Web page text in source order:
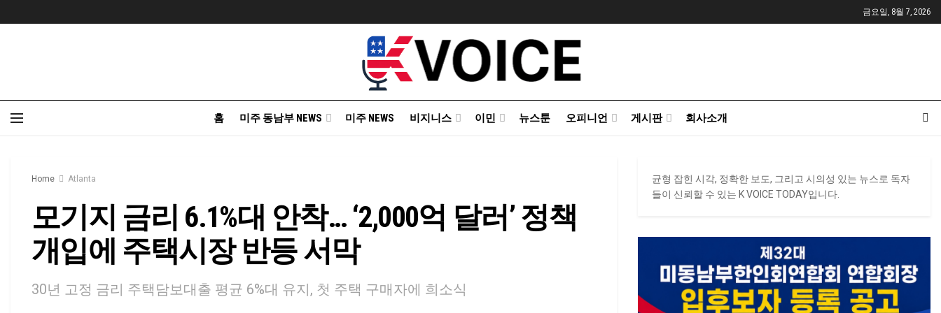
금요일, 8월 7, 2026
홈 미주 동남부 NEWS 미주 NEWS 비지니스 이민 뉴스툰 오피니언 게시판 회사소개
Home Atlanta
모기지 금리 6.1%대 안착… ‘2,000억 달러’ 정책
개입에 주택시장 반등 서막
30년 고정 금리 주택담보대출 평균 6%대 유지, 첫 주택 구매자에 희소식
균형 잡힌 시각, 정확한 보도, 그리고 시의성 있는 뉴스로 독자
들이 신뢰할 수 있는 K VOICE TODAY입니다.